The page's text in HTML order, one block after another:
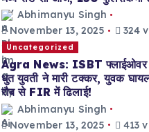
Abhimanyu Singh
November 13, 2025
324
Uncategorized
Agra News: ISBT फ्लाईओवर
धुत युवती ने मारी टक्कर, युवक
रौब से FIR में ढिलाई!
Abhimanyu Singh
November 13, 2025
413